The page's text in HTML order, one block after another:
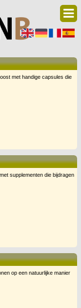
met handige capsules die
supplementen die bijdragen
op een natuurlijke manier